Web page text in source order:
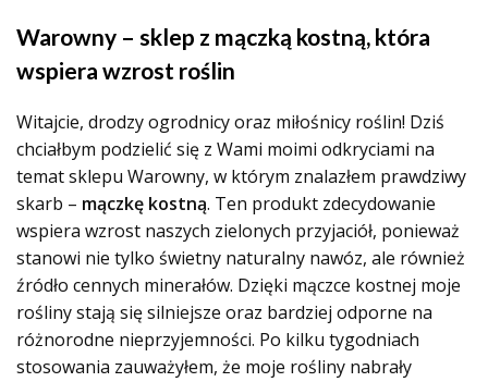
Warowny – sklep z mączką kostną, która
wspiera wzrost roślin
Witajcie, drodzy ogrodnicy oraz miłośnicy roślin! Dziś
chciałbym podzielić się z Wami moimi odkryciami na
temat sklepu Warowny, w którym znalazłem prawdziwy
skarb – mączkę kostną. Ten produkt zdecydowanie
wspiera wzrost naszych zielonych przyjaciół, ponieważ
stanowi nie tylko świetny naturalny nawóz, ale również
źródło cennych minerałów. Dzięki mączce kostnej moje
rośliny stają się silniejsze oraz bardziej odporne na
różnorodne nieprzyjemności. Po kilku tygodniach
stosowania zauważyłem, że moje rośliny nabrały